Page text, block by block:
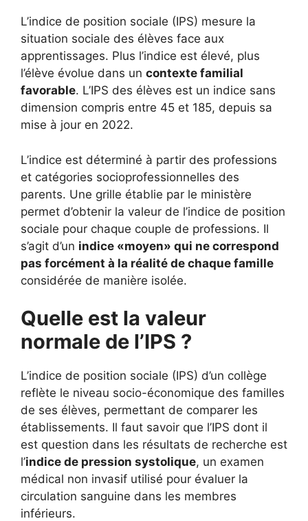
L’indice de position sociale (IPS) mesure la
situation sociale des élèves face aux
apprentissages. Plus l’indice est élevé, plus
l’élève évolue dans un contexte familial
favorable. L’IPS des élèves est un indice sans
dimension compris entre 45 et 185, depuis sa
mise à jour en 2022.
L’indice est déterminé à partir des professions
et catégories socioprofessionnelles des
parents. Une grille établie par le ministère
permet d’obtenir la valeur de l’indice de position
sociale pour chaque couple de professions. Il
s’agit d’un indice «moyen» qui ne correspond
pas forcément à la réalité de chaque famille
considérée de manière isolée.
Quelle est la valeur
normale de l’IPS ?
L’indice de position sociale (IPS) d’un collège
reflète le niveau socio-économique des familles
de ses élèves, permettant de comparer les
établissements. Il faut savoir que l’IPS dont il
est question dans les résultats de recherche est
l’indice de pression systolique, un examen
médical non invasif utilisé pour évaluer la
circulation sanguine dans les membres
inférieurs.